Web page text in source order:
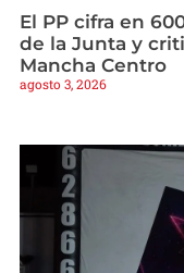
El PP cifra en
de la Junta y
Mancha Centro
agosto 3, 2026